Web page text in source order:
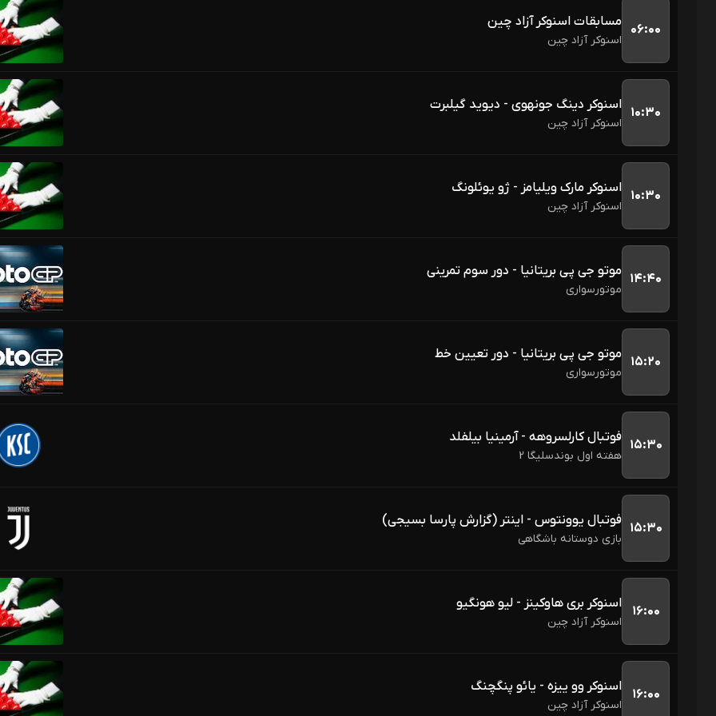
۰۶:۰۰ مسابقات اسنوکر آزاد چین
اسنوکر آزاد چین
۱۰:۳۰ اسنوکر دینگ جونهوی - دیوید گیلبرت
اسنوکر آزاد چین
۱۰:۳۰ اسنوکر مارک ویلیامز - ژو یوئلونگ
اسنوکر آزاد چین
۱۴:۴۰ موتو جی پی بریتانیا - دور سوم تمرینی
موتورسواری
۱۵:۲۰ موتو جی پی بریتانیا - دور تعیین خط
موتورسواری
۱۵:۳۰ فوتبال کارلسروهه - آرمینیا بیلفلد
هفته اول بوندسلیگا 2
۱۵:۳۰ فوتبال یوونتوس - اینتر (گزارش پارسا بسیجی)
بازی دوستانه باشگاهی
۱۶:۰۰ اسنوکر بری هاوکینز - لیو هونگیو
اسنوکر آزاد چین
۱۶:۰۰ اسنوکر وو ییزه - یائو پنگچنگ
اسنوکر آزاد چین